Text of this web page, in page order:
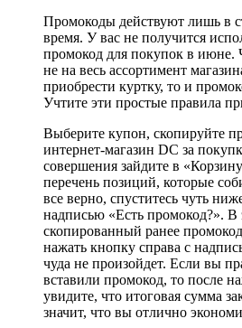
Промокоды действуют лишь в
время. У вас не получится
промокод для покупок в июне.
не на весь ассортимент
приобрести куртку, то и
Учтите эти простые правила
Выберите купон, скопируйте
интернет-магазин DC за
совершения зайдите в
перечень позиций, которые
все верно, спуститесь чуть
надписью «Есть промокод?». В
скопированный ранее
нажать кнопку справа с
чуда не произойдет. Если вы
вставили промокод, то после
увидите, что итоговая сумма
значит, что вы отлично